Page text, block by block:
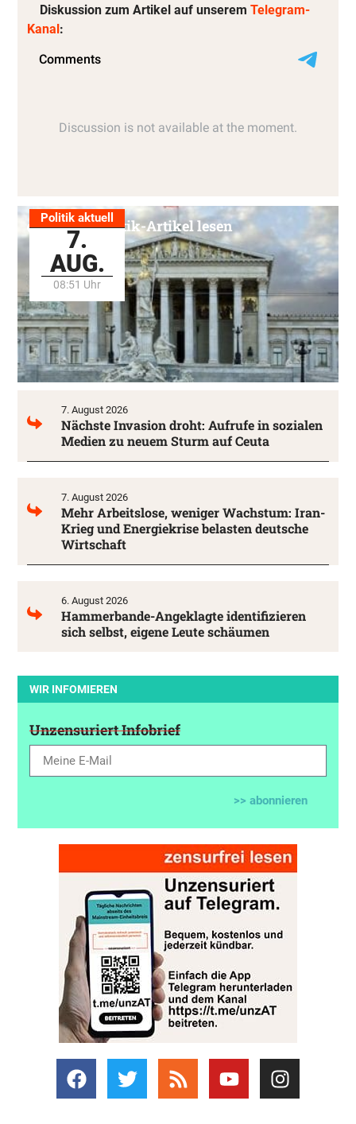
Diskussion zum Artikel auf unserem Telegram-
Kanal :
Politik aktuell
7.
AUG.
08:51 Uhr
Alle Politik-Artikel lesen
7. August 2026
Nächste Invasion droht: Aufrufe in sozialen
Medien zu neuem Sturm auf Ceuta
7. August 2026
Mehr Arbeitslose, weniger Wachstum: Iran-
Krieg und Energiekrise belasten deutsche
Wirtschaft
6. August 2026
Hammerbande-Angeklagte identifizieren
sich selbst, eigene Leute schäumen
WIR INFOMIEREN
Unzensuriert Infobrief
>> abonnieren